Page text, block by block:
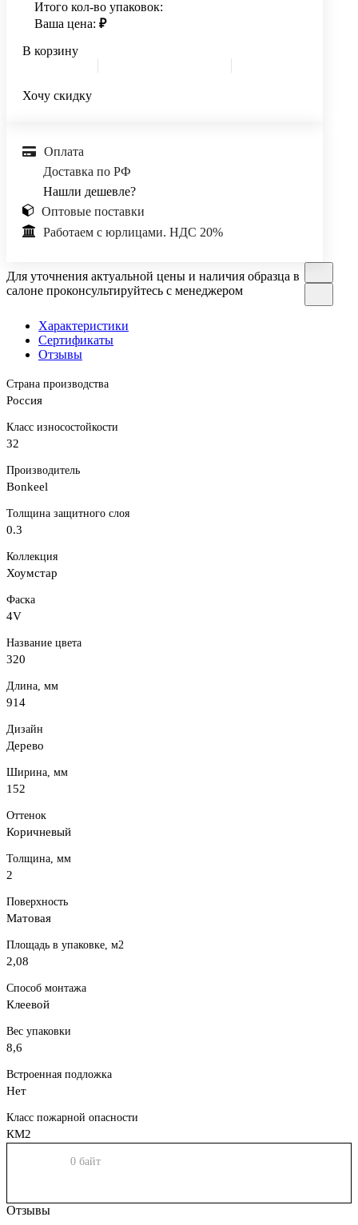
Итого кол-во упаковок:
Ваша цена: ₽
В корзину
Хочу скидку
Оплата
Доставка по РФ
Нашли дешевле?
Оптовые поставки
Работаем с юрлицами. НДС 20%
Для уточнения актуальной цены и наличия образца в
салоне проконсультируйтесь с менеджером
Характеристики
Сертификаты
Отзывы
Страна производства
Россия
Класс износостойкости
32
Производитель
Bonkeel
Толщина защитного слоя
0.3
Коллекция
Хоумстар
Фаска
4V
Название цвета
320
Длина, мм
914
Дизайн
Дерево
Ширина, мм
152
Оттенок
Коричневый
Толщина, мм
2
Поверхность
Матовая
Площадь в упаковке, м2
2,08
Способ монтажа
Клеевой
Вес упаковки
8,6
Встроенная подложка
Нет
Класс пожарной опасности
КМ2
0 байт
Отзывы